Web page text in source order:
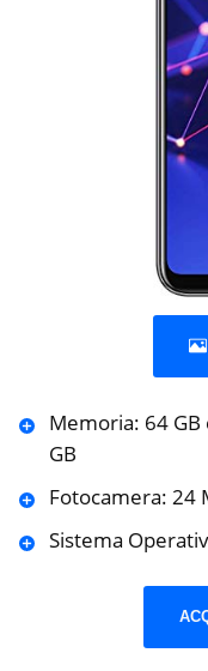
Memoria: 64 GB
GB
Fotocamera: 24
Sistema